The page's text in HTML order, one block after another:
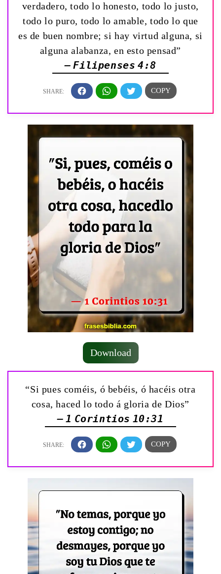
verdadero, todo lo honesto, todo lo justo,
todo lo puro, todo lo amable, todo lo que
es de buen nombre; si hay virtud alguna, si
alguna alabanza, en esto pensad”
— Filipenses 4:8
Download
“Si pues coméis, ó bebéis, ó hacéis otra
cosa, haced lo todo á gloria de Dios”
— 1 Corintios 10:31